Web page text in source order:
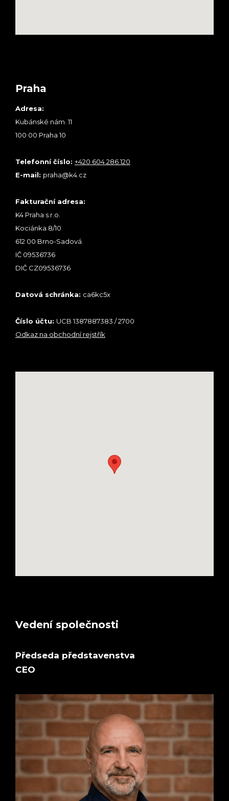
Praha
Adresa:
Kubánské nám. 11
100 00 Praha 10
Telefonní číslo: +420 604 286 120
E-mail: praha@k4.cz
Fakturační adresa:
K4 Praha s.r.o.
Kociánka 8/10
612 00 Brno-Sadová
IČ 09536736
DIČ CZ09536736
Datová schránka: ca6kc5x
Číslo účtu: UCB 1387887383 / 2700
Odkaz na obchodní rejstřík
Vedení společnosti
Předseda představenstva
CEO